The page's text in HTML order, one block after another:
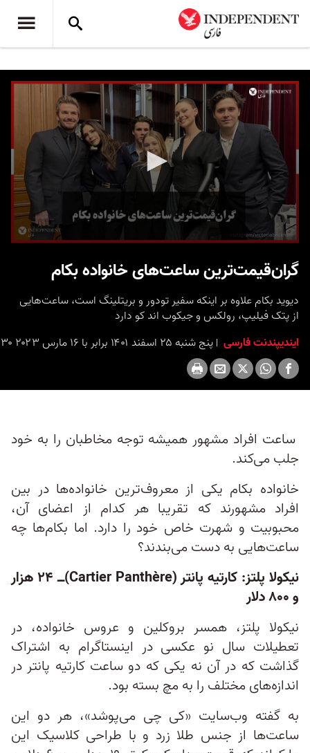
30
گران‌قیمت‌ترین ساعت‌های خانواده بکام
دیوید بکام علاوه بر اینکه سفیر تودور و بریتلینگ است، ساعت‌هایی
از پتک فیلیپ، رولکس و جیکوب اند کو دارد
ایندیپندنت فارسی پنج شنبه ۲۵ اسفند ۱۴۰۱ برابر با ۱۶ مارس ۲۰۲۳ ۹:۳۰
ساعت‌ افراد مشهور همیشه توجه مخاطبان را به خود
جلب می‌کند.
خانواده بکام یکی از معروف‌ترین خانواده‌ها در بین
افراد مشهورند که تقریبا هر کدام از اعضای آن،
محبوبیت و شهرت خاص خود را دارد. اما بکام‌ها چه
ساعت‌هایی به دست می‌بندند؟
نیکولا پلتز: کارتیه پانتر (Cartier Panthère)ــ ۲۴ هزار
و ۸۰۰ دلار
نیکولا پلتز، همسر بروکلین و عروس خانواده، در
تعطیلات سال نو عکسی در اینستاگرام به اشتراک
گذاشت که در آن نه یکی که دو ساعت کارتیه پانتر در
اندازه‌های مختلف را به مچ بسته بود.
به گفته وب‌سایت «کی چی می‌پوشد»، هر دو این
ساعت‌ها از جنس طلا زرد و با طراحی کلاسیک این